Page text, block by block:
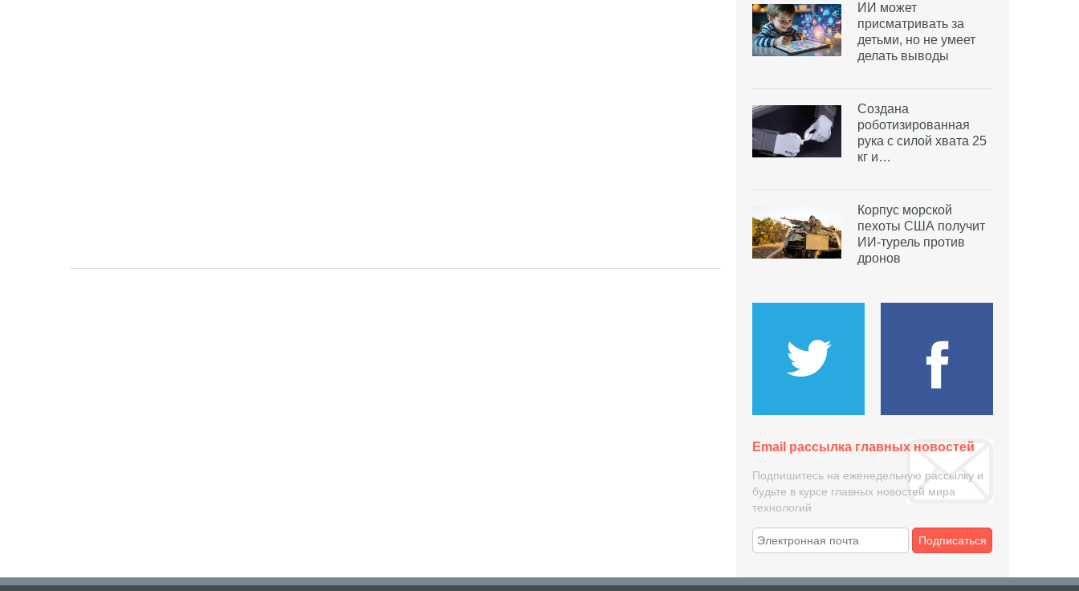
ИИ может
присматривать за
детьми, но не умеет
делать выводы
Создана
роботизированная
рука с силой хвата 25
кг и…
Корпус морской
пехоты США получит
ИИ-турель против
дронов
Email рассылка главных новостей
Подпишитесь на еженедельную рассылку и
будьте в курсе главных новостей мира
технологий
Подписаться